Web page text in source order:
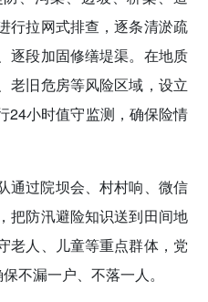
行拉网式排查，逐条清淤疏
逐段加固修缮堤渠。在地质
老旧危房等风险区域，设立
24小时值守监测，确保险情
通过院坝会、村村响、微信
把防汛避险知识送到田间地
老人、儿童等重点群体，党
不漏一户、不落一人。